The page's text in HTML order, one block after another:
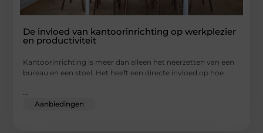
De invloed van kantoorinrichting op werkplezier
en productiviteit
Kantoorinrichting is meer dan alleen het neerzetten van een
bureau en een stoel. Het heeft een directe invloed op hoe
Aanbiedingen